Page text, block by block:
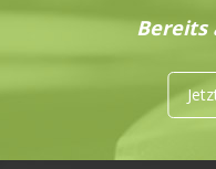
Bereits